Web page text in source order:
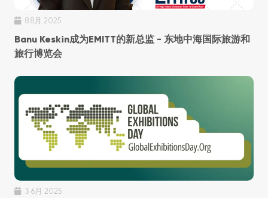
8 8月 2025
Banu Keskin成为EMITT的新总监 - 东地中海国际旅游和
旅行博览会
3 6月 2025